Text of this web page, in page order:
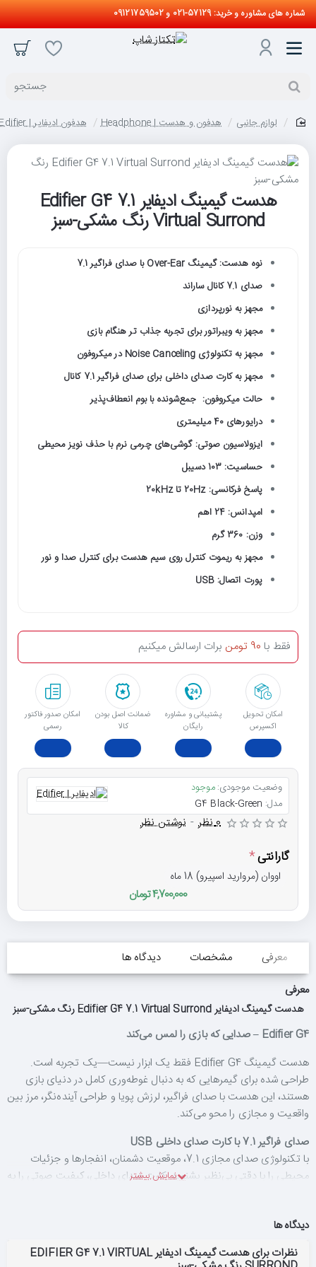
شماره های مشاوره و خرید: 57129-021 و 09121759502
جستجو
لوازم جانبی هدفون و هدست | Headphone هدفون ادیفایر | Edifier
هدست گیمینگ ادیفایر Edifier G4 7.1
Virtual Surrond رنگ مشکی-سبز
نوه هدست: گیمینگ Over-Ear با صدای فراگیر 7.1
صدای 7.1 کانال ساراند
مجهز به نورپردازی
مجهز به ویبراتور برای تجربه جذاب تر هنگام بازی
مجهز به تکنولوژی Noise Canceling در میکروفون
مجهز به کارت صدای داخلی برای صدای فراگیر 7.1 کانال
حالت میکروفون: جمع‌شونده با بوم انعطاف‌پذیر
درایورهای 40 میلیمتری
ایزولاسیون صوتی: گوشی‌های چرمی نرم با حذف نویز محیطی
حساسیت: 103 دسیبل
پاسخ فرکانسی: 20Hz تا 20kHz
امپدانس: 24 اهم
وزن: 360 گرم
مجهز به ریموت کنترل روی سیم هدست برای کنترل صدا و نور
پورت اتصال: USB
امکان تحویل
اکسپرس
پشتیبانی و مشاوره
رایگان
ﺿﻤﺎﻧﺖ اﺻﻞ ﺑﻮدن
ﮐﺎﻟﺎ
امکان صدور فاکتور
رسمی
فقط با 90 تومن برات ارسالش میکنیم
وضعیت موجودی:موجود
مدل: G4 Black-Green
0 نظر - نوشتن نظر
گارانتی
اووان (مروارید اسپیرو) 18 ماه
4,700,000 تومان
معرفی مشخصات
دیدگاه ها
معرفی
هدست گیمینگ ادیفایر Edifier G4 7.1 Virtual Surrond رنگ مشکی-سبز
Edifier G4 – صدایی که بازی را لمس می‌کند
هدست گیمینگ Edifier G4 فقط یک ابزار نیست—یک تجربه است.
طراحی شده برای گیمرهایی که به دنبال غوطه‌وری کامل در دنیای بازی
هستند، این هدست با صدای فراگیر، لرزش پویا و طراحی آینده‌نگر، مرز بین
واقعیت و مجازی را محو می‌کند.
صدای فراگیر 7.1 با کارت صدای داخلی USB
با تکنولوژی صدای مجازی 7.1، موقعیت دشمنان، انفجارها و جزئیات
محیطی را با دقتی بی‌نظیر بشنوید. کارت صدای داخلی، کیفیت صوتی را به
یکی از ویژگی‌های منحصربه‌فرد G4، لرزش فیزیکی گوشی‌ها هنگام پخش
دیدگاه ها
نظرات برای هدست گیمینگ ادیفایر EDIFIER G4 7.1 VIRTUAL